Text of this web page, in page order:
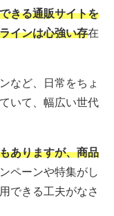
きる通販サイトを
インは心強い存在
など、日常をちょ
いて、幅広い世代
ありますが、商品
ペーンや特集がし
できる工夫がなさ